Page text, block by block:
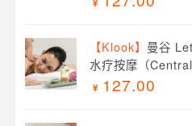
【Klook】 曼谷
水疗按摩（
127.00